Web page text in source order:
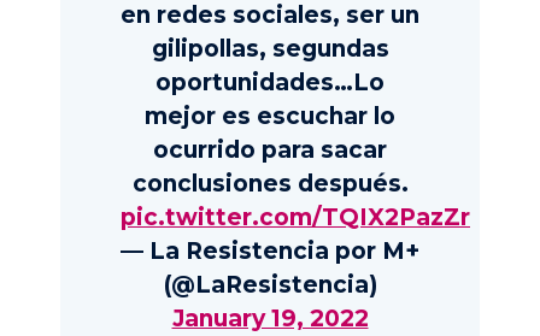
en redes sociales, ser un
gilipollas, segundas
oportunidades…Lo
mejor es escuchar lo
ocurrido para sacar
conclusiones después.
pic.twitter.com/TQIX2PazZr
— La Resistencia por M+
(@LaResistencia)
January 19, 2022